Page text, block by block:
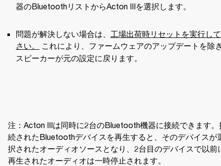
器のBluetoothリストからActon IIIを選択します。
問題が解決しない場合は、 工場出荷時リセットを実行し
さい。
これにより、ファームウェアのアップデートを除
スピーカーが元の設定に戻ります。
注：Acton IIIは同時に2台のBluetooth機器に接続できます。
続されたBluetoothデバイスを再生すると、そのデバイスが
択されたオーディオソースとなり、2台目のデバイスで以前
再生されたオーディオは一時停止されます。